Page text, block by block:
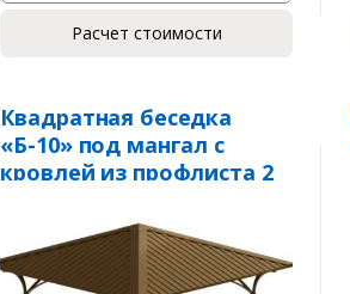
Расчет стоимости
Квадратная беседка
«Б-10» под мангал с
кровлей из профлиста 2